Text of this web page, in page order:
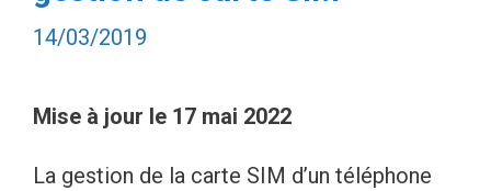
14/03/2019
Mise à jour le 17 mai 2022
La gestion de la carte SIM d’un téléphone